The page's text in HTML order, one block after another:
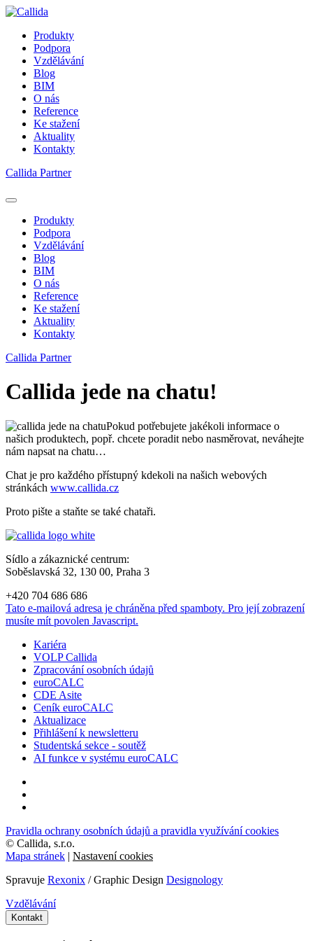
Produkty
Podpora
Vzdělávání
Blog
BIM
O nás
Reference
Ke stažení
Aktuality
Kontakty
Callida Partner
Produkty
Podpora
Vzdělávání
Blog
BIM
O nás
Reference
Ke stažení
Aktuality
Kontakty
Callida Partner
Callida jede na chatu!
Pokud potřebujete jakékoli informace o
našich produktech, popř. chcete poradit nebo nasměrovat, neváhejte
nám napsat na chatu…
Chat je pro každého přístupný kdekoli na našich webových
stránkách www.callida.cz
Proto pište a staňte se také chataři.
Sídlo a zákaznické centrum:
Soběslavská 32, 130 00, Praha 3
+420 704 686 686
Tato e-mailová adresa je chráněna před spamboty. Pro její zobrazení
musíte mít povolen Javascript.
Kariéra
VOLP Callida
Zpracování osobních údajů
euroCALC
CDE Asite
Ceník euroCALC
Aktualizace
Přihlášení k newsletteru
Studentská sekce - soutěž
AI funkce v systému euroCALC
Pravidla ochrany osobních údajů a pravidla využívání cookies
© Callida, s.r.o.
Mapa stránek | Nastavení cookies
Spravuje Rexonix / Graphic Design Designology
Vzdělávání
Kontakt